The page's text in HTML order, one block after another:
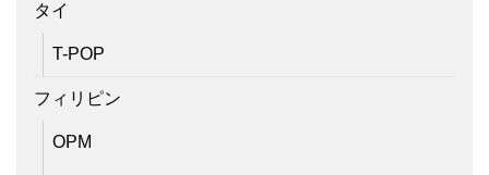
タイ
T-POP
フィリピン
OPM